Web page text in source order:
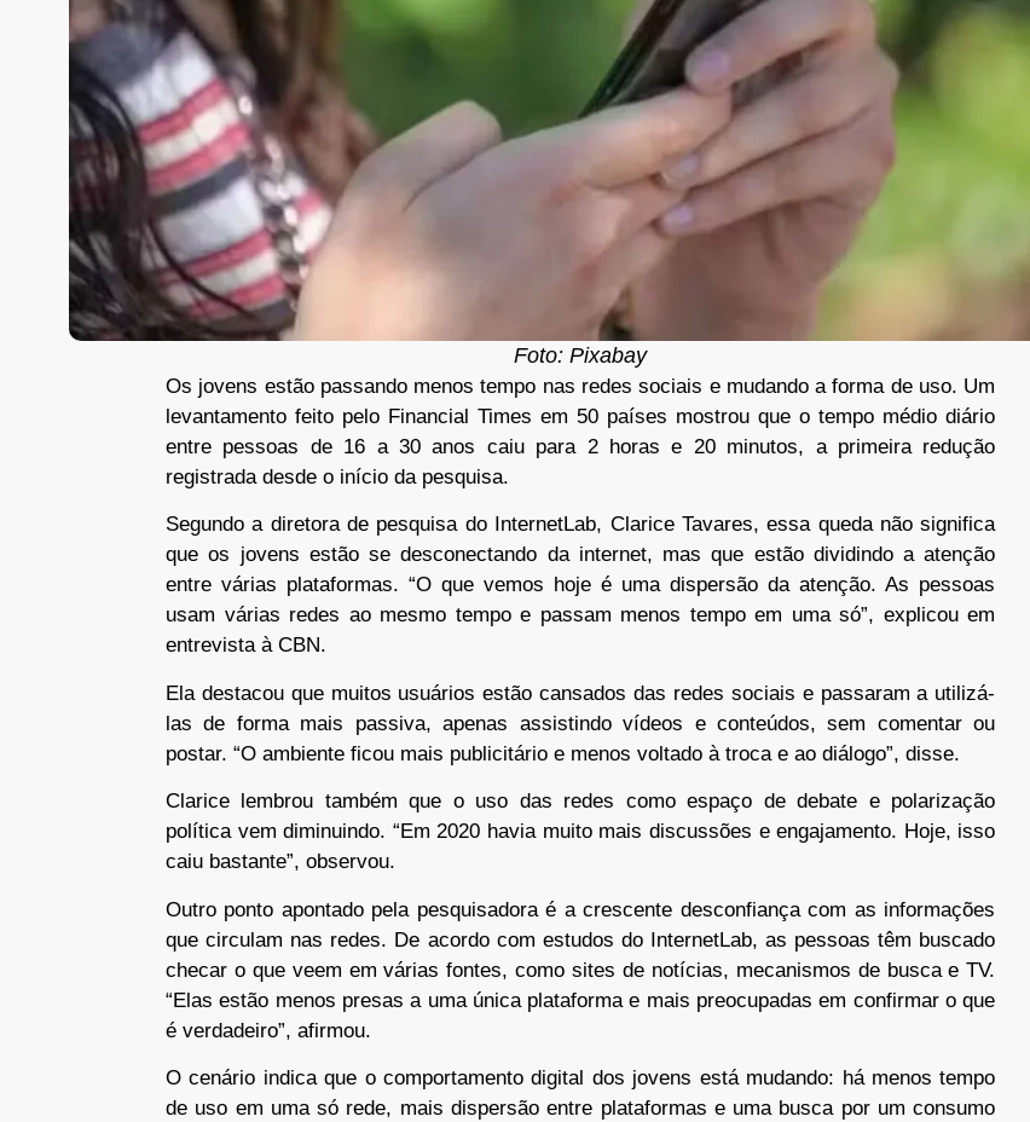
Foto: Pixabay
Os jovens estão passando menos tempo nas redes sociais e mudando a forma de uso. Um
levantamento feito pelo Financial Times em 50 países mostrou que o tempo médio diário
entre pessoas de 16 a 30 anos caiu para 2 horas e 20 minutos, a primeira redução
registrada desde o início da pesquisa.
Segundo a diretora de pesquisa do InternetLab, Clarice Tavares, essa queda não significa
que os jovens estão se desconectando da internet, mas que estão dividindo a atenção
entre várias plataformas. “O que vemos hoje é uma dispersão da atenção. As pessoas
usam várias redes ao mesmo tempo e passam menos tempo em uma só”, explicou em
entrevista à CBN.
Ela destacou que muitos usuários estão cansados das redes sociais e passaram a utilizá-
las de forma mais passiva, apenas assistindo vídeos e conteúdos, sem comentar ou
postar. “O ambiente ficou mais publicitário e menos voltado à troca e ao diálogo”, disse.
Clarice lembrou também que o uso das redes como espaço de debate e polarização
política vem diminuindo. “Em 2020 havia muito mais discussões e engajamento. Hoje, isso
caiu bastante”, observou.
Outro ponto apontado pela pesquisadora é a crescente desconfiança com as informações
que circulam nas redes. De acordo com estudos do InternetLab, as pessoas têm buscado
checar o que veem em várias fontes, como sites de notícias, mecanismos de busca e TV.
“Elas estão menos presas a uma única plataforma e mais preocupadas em confirmar o que
é verdadeiro”, afirmou.
O cenário indica que o comportamento digital dos jovens está mudando: há menos tempo
de uso em uma só rede, mais dispersão entre plataformas e uma busca por um consumo